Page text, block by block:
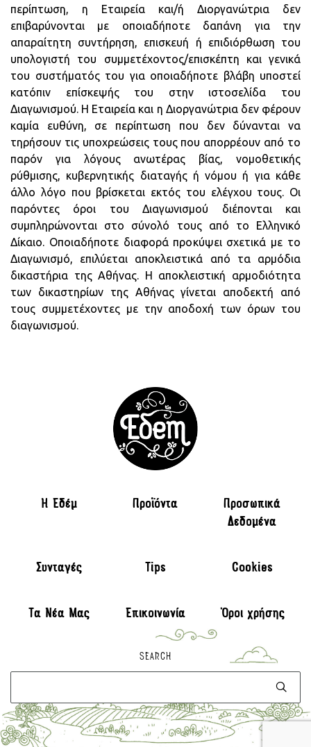
περίπτωση, η Εταιρεία και/ή Διοργανώτρια δεν
επιβαρύνονται με οποιαδήποτε δαπάνη για την
απαραίτητη συντήρηση, επισκευή ή επιδιόρθωση του
υπολογιστή του συμμετέχοντος/επισκέπτη και γενικά
του συστήματός του για οποιαδήποτε βλάβη υποστεί
κατόπιν επίσκεψής του στην ιστοσελίδα του
Διαγωνισμού. Η Εταιρεία και η Διοργανώτρια δεν φέρουν
καμία ευθύνη, σε περίπτωση που δεν δύνανται να
τηρήσουν τις υποχρεώσεις τους που απορρέουν από το
παρόν για λόγους ανωτέρας βίας, νομοθετικής
ρύθμισης, κυβερνητικής διαταγής ή νόμου ή για κάθε
άλλο λόγο που βρίσκεται εκτός του ελέγχου τους. Οι
παρόντες όροι του Διαγωνισμού διέπονται και
συμπληρώνονται στο σύνολό τους από το Ελληνικό
Δίκαιο. Οποιαδήποτε διαφορά προκύψει σχετικά με το
Διαγωνισμό, επιλύεται αποκλειστικά από τα αρμόδια
δικαστήρια της Αθήνας. Η αποκλειστική αρμοδιότητα
των δικαστηρίων της Αθήνας γίνεται αποδεκτή από
τους συμμετέχοντες με την αποδοχή των όρων του
διαγωνισμού.
H Εδέμ Προϊόντα
Προσωπικά
Δεδομένα
Συνταγές Tips Cookies
Τα Νέα Μας Επικοινωνία Όροι χρήσης
SEARCH